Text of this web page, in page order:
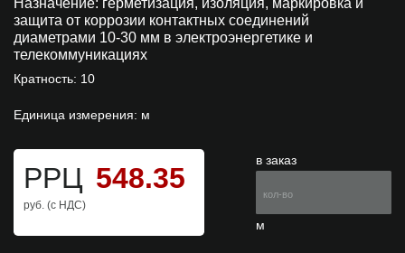
защита от коррозии контактных соединений
диаметрами 10-30 мм в электроэнергетике и
телекоммуникациях
Кратность: 10
Единица измерения: м
РРЦ
руб. (с НДС)
548.35
в заказ
м